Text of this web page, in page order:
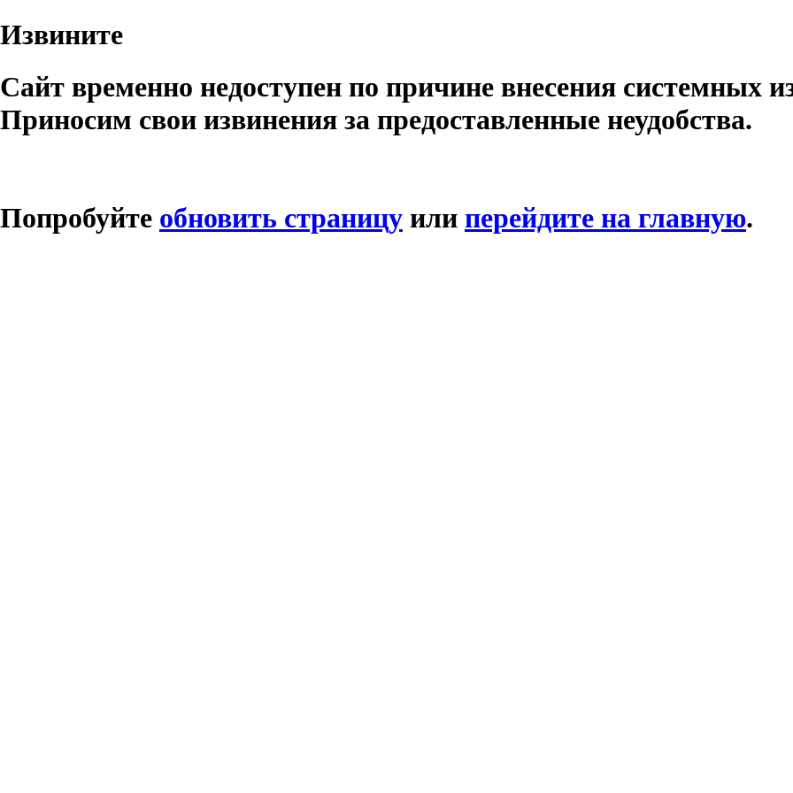
Извините
Сайт временно недоступен по причине внесения системных
Приносим свои извинения за предоставленные неудобства.
Попробуйте обновить страницу или перейдите на главную.